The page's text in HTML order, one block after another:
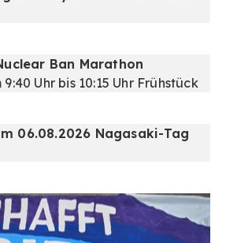
Ban Marathon
Uhr bis 10:15 Uhr Frühstück
06.08.2026 Nagasaki-Tag